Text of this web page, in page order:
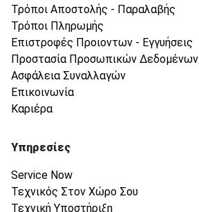
Τρόποι Αποστολής - Παραλαβής
Τρόποι Πληρωμής
Επιστροφές Προιοντων - Εγγυήσεις
Προστασία Προσωπικών Δεδομένων
Ασφάλεια Συναλλαγών
Επικοινωνία
Καριέρα
Υπηρεσίες
Service Now
Τεχνικός Στον Χώρο Σου
Τεχνική Υποστήριξη